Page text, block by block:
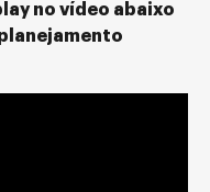
no vídeo abaixo